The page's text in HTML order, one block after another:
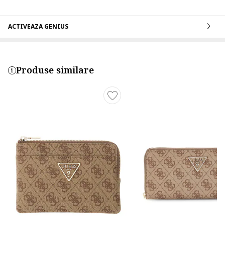
ACTIVEAZA GENIUS
Produse similare